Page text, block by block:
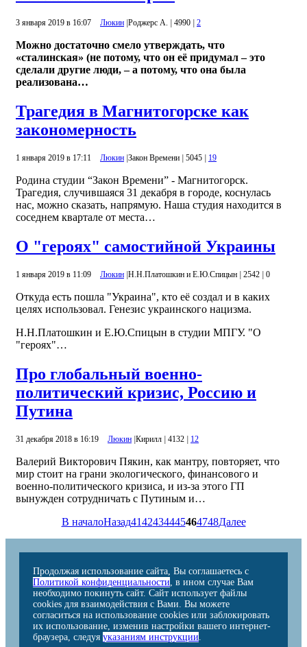
3 января 2019 в 16:07 Люкин Роджерс А. 4990 2
Можно достаточно смело утверждать, что
«сталинская» (не потому, что он её придумал – это
сделали другие люди, – а потому, что она была
реализована…
Трагедия в Магнитогорске как
закономерность
1 января 2019 в 17:11 Люкин Закон Времени 5045 19
Родина студии “Закон Времени” - Магнитогорск.
Трагедия, случившаяся 31 декабря в городе, коснулась
нас, можно сказать, напрямую. Наша студия находится в
соседнем квартале от места…
О "героях" самостийной Украины
1 января 2019 в 11:09 Люкин |Н.Н.Платошкин и Е.Ю.Спицын | 2542 | 0
Откуда есть пошла "Украина", кто её создал и в каких
целях использовал. Генезис украинского нацизма.
Н.Н.Платошкин и Е.Ю.Спицын в студии МПГУ. "О
"героях"…
Про глобальный военно-
политический кризис, Россию и
Путина
31 декабря 2018 в 16:19 Люкин |Кирилл | 4132 | 12
Валерий Викторович Пякин, как мантру, повторяет, что
мир стоит на грани экологического, финансового и
военно-политического кризиса, и из-за этого ГП
вынужден сотрудничать с Путиным и…
В началоНазад4142434445464748Далее
Продолжая использование сайта, Вы соглашаетесь с
Политикой конфиденциальности , в ином случае Вам
необходимо покинуть сайт. Сайт использует файлы
cookies для взаимодействия с Вами. Вы можете
согласиться на использование cookies или заблокировать
их использование, изменив настройки вашего интернет-
браузера, следуя указаниям инструкции